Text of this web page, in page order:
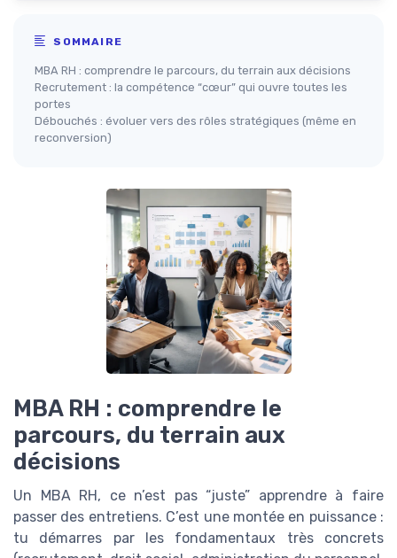
SOMMAIRE
MBA RH : comprendre le parcours, du terrain aux décisions
Recrutement : la compétence “cœur” qui ouvre toutes les
portes
Débouchés : évoluer vers des rôles stratégiques (même en
reconversion)
MBA RH : comprendre le
parcours, du terrain aux
décisions
Un MBA RH, ce n’est pas “juste” apprendre à faire
passer des entretiens. C’est une montée en puissance :
tu démarres par les fondamentaux très concrets